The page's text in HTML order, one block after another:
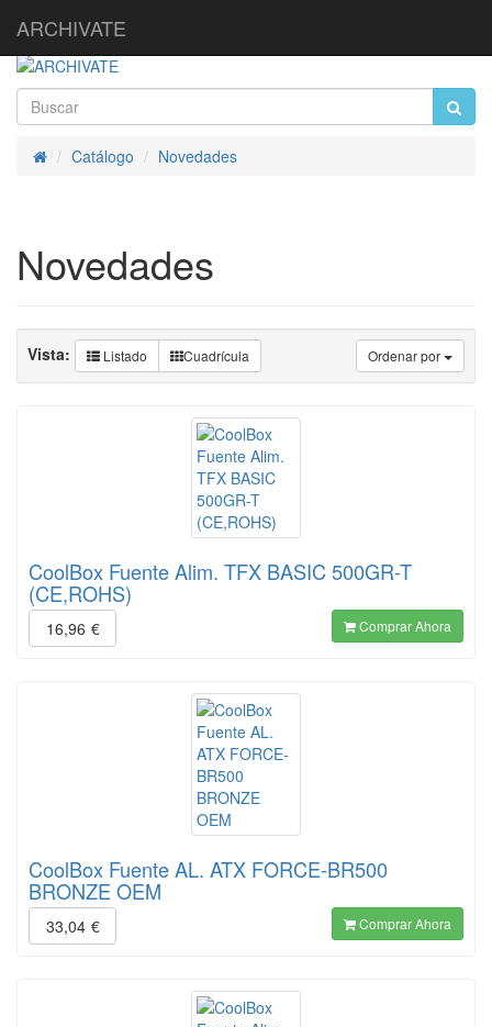
ARCHIVATE
InicioCatálogo Novedades
Novedades
Ordenar por
Vista: Listado Cuadrícula
CoolBox Fuente Alim. TFX BASIC 500GR-T
(CE,ROHS)
16,96 € Comprar Ahora
CoolBox Fuente AL. ATX FORCE-BR500
BRONZE OEM
33,04 € Comprar Ahora